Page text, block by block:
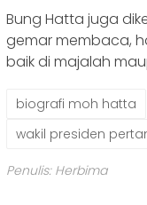
Bung Hatta juga
gemar membaca,
baik di majalah
biografi moh hatta
wakil presiden
Penulis: Herbima